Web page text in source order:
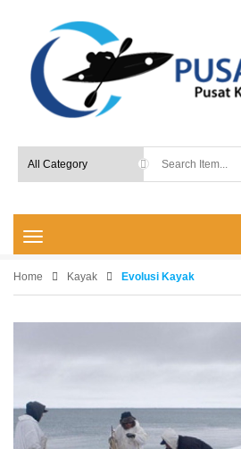
T
o
g
e
g
a
Home Kayak Evolusi Kayak